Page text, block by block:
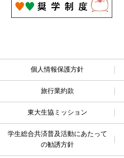
個人情報保護方針
旅行業約款
東大生協ミッション
学生総合共済普及活動にあたって
の勧誘方針